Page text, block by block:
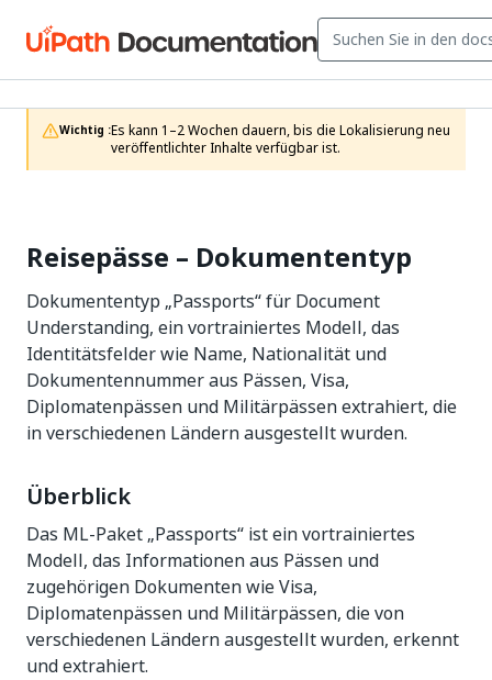
Wichtig :Es kann 1–2 Wochen dauern, bis die Lokalisierung neu
veröffentlichter Inhalte verfügbar ist.
Reisepässe – Dokumententyp
Dokumententyp „Passports“ für Document
Understanding, ein vortrainiertes Modell, das
Identitätsfelder wie Name, Nationalität und
Dokumentennummer aus Pässen, Visa,
Diplomatenpässen und Militärpässen extrahiert, die
in verschiedenen Ländern ausgestellt wurden.
Überblick
Das ML-Paket „Passports“ ist ein vortrainiertes
Modell, das Informationen aus Pässen und
zugehörigen Dokumenten wie Visa,
Diplomatenpässen und Militärpässen, die von
verschiedenen Ländern ausgestellt wurden, erkennt
und extrahiert.